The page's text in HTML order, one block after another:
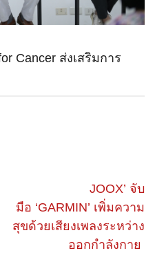
Cancer ส่งเสริมการ
JOOX’ จับ
มือ ‘GARMIN’ เพิ่มความ
สุขด้วยเสียงเพลงระหว่าง
ออกกำลังกาย